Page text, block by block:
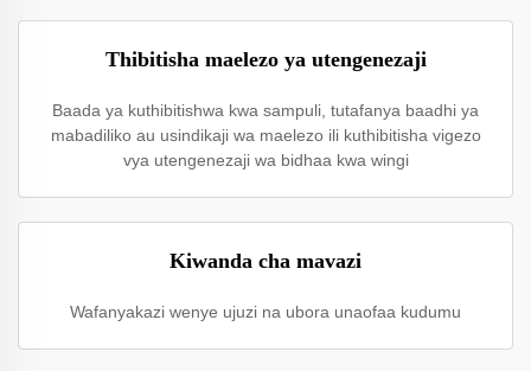
Thibitisha maelezo ya utengenezaji
Baada ya kuthibitishwa kwa sampuli, tutafanya baadhi ya
mabadiliko au usindikaji wa maelezo ili kuthibitisha vigezo
vya utengenezaji wa bidhaa kwa wingi
Kiwanda cha mavazi
Wafanyakazi wenye ujuzi na ubora unaofaa kudumu